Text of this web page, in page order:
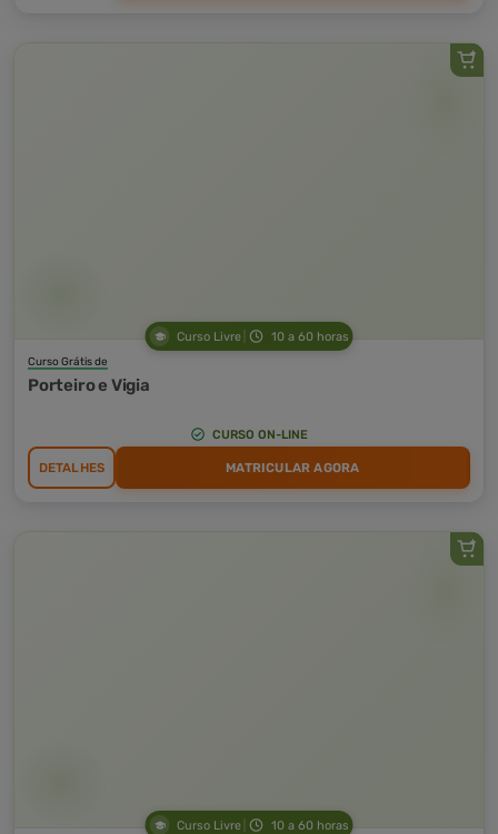
Curso Livre 10 a 60 horas
Curso Grátis de
Porteiro e Vigia
CURSO ON-LINE
DETALHES MATRICULAR AGORA
Curso Livre 10 a 60 horas